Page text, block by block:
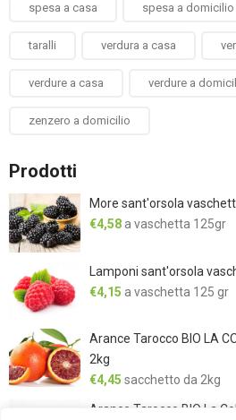
spesa a casa spesa a domicilio
taralli verdura a casa
verdure a casa verdure a
zenzero a domicilio
Prodotti
More sant'orsola
€4,58 a vaschetta 125gr
Lamponi sant'orsola
€4,15 a vaschetta 125 gr
Arance Tarocco BIO LA
2kg
€4,45 sacchetto da 2kg
Arance Tarocco BIO La